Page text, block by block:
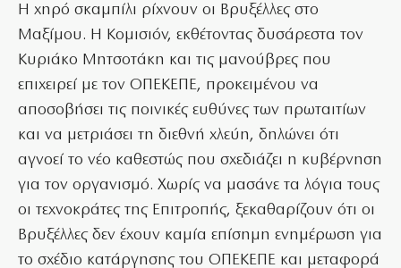
Η χηρό σκαμπίλι ρίχνουν οι Βρυξέλλες στο
Μαξίμου. Η Κομισιόν, εκθέτοντας δυσάρεστα τον
Κυριάκο Μητσοτάκη και τις μανούβρες που
επιχειρεί με τον ΟΠΕΚΕΠΕ, προκειμένου να
αποσοβήσει τις ποινικές ευθύνες των πρωταιτίων
και να μετριάσει τη διεθνή χλεύη, δηλώνει ότι
αγνοεί το νέο καθεστώς που σχεδιάζει η κυβέρνηση
για τον οργανισμό. Χωρίς να μασάνε τα λόγια τους
οι τεχνοκράτες της Επιτροπής, ξεκαθαρίζουν ότι οι
Βρυξέλλες δεν έχουν καμία επίσημη ενημέρωση για
το σχέδιο κατάργησης του ΟΠΕΚΕΠΕ και μεταφορά